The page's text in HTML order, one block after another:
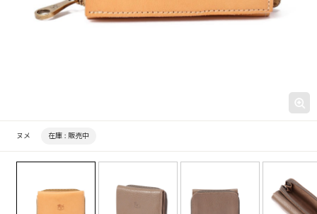
ヌメ 在庫 : 販売中